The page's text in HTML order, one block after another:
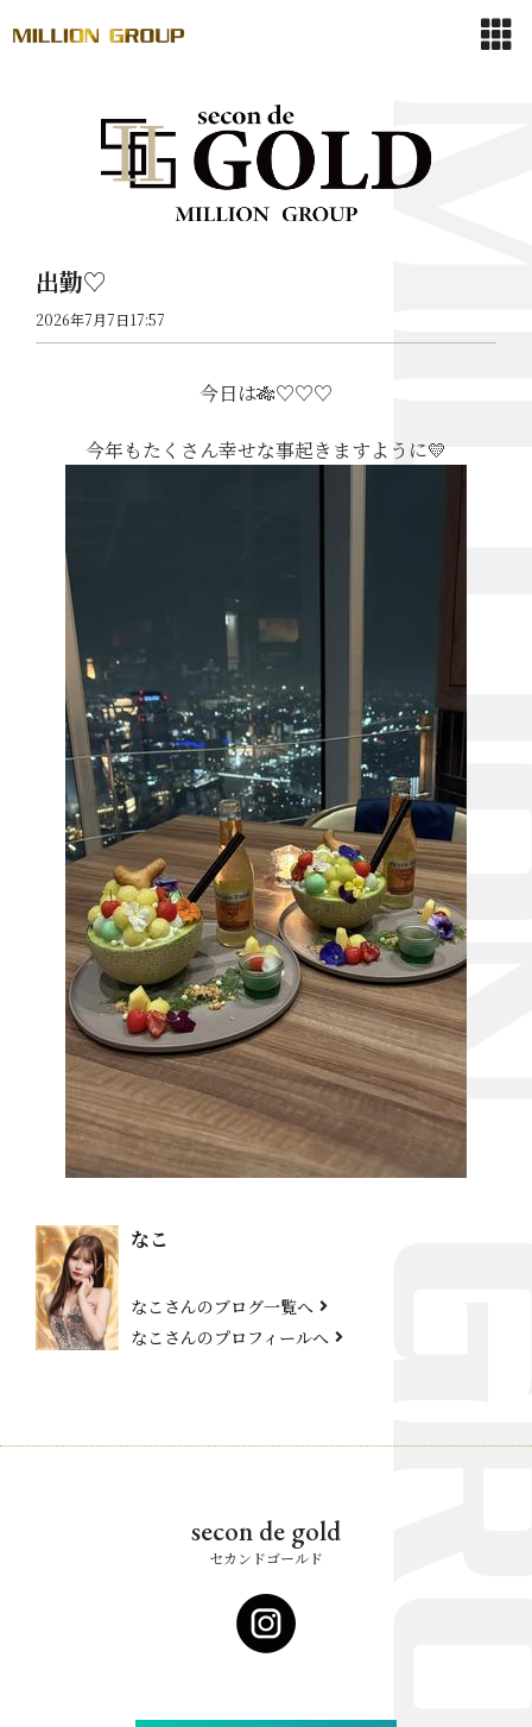
出勤♡
2026年7月7日17:57
今日は🎋♡♡♡
今年もたくさん幸せな事起きますように💛
なこ
なこさんのブログ一覧へ
なこさんのプロフィールへ
secon de gold
セカンドゴールド